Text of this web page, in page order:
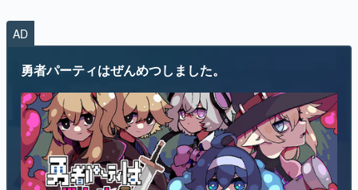
アプリレビュー
その他
電ファミニコゲーマーとは？
運営：株式会社マレ